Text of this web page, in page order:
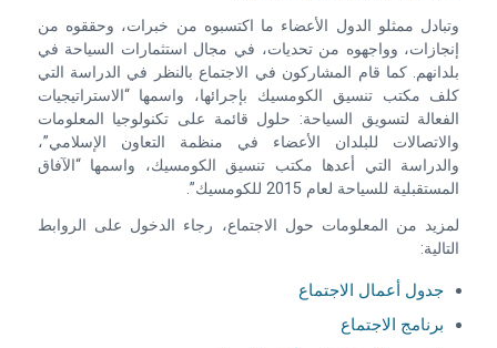
وتبادل ممثلو الدول الأعضاء ما اكتسبوه من خبرات، وحققوه من
إنجازات، وواجهوه من تحديات، في مجال استثمارات السياحة في
بلدانهم. كما قام المشاركون في الاجتماع بالنظر في الدراسة التي
كلف مكتب تنسيق الكومسيك بإجرائها، واسمها “الاستراتيجيات
الفعالة لتسويق السياحة: حلول قائمة على تكنولوجيا المعلومات
والاتصالات للبلدان الأعضاء في منظمة التعاون الإسلامي”،
والدراسة التي أعدها مكتب تنسيق الكومسيك، واسمها “الآفاق
المستقبلية للسياحة لعام 2015 للكومسيك”.
لمزيد من المعلومات حول الاجتماع، رجاء الدخول على الروابط
التالية:
جدول أعمال الاجتماع
برنامج الاجتماع